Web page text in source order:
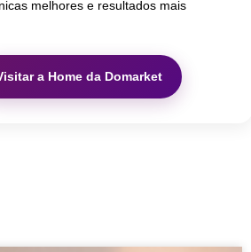
melhores e resultados mais
a Home da Domarket